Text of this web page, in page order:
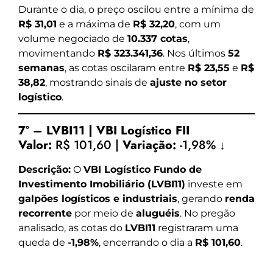
Durante o dia, o preço oscilou entre a mínima de
R$ 31,01 e a máxima de R$ 32,20, com um
volume negociado de 10.337 cotas,
movimentando R$ 323.341,36. Nos últimos 52
semanas, as cotas oscilaram entre R$ 23,55 e R$
38,82, mostrando sinais de ajuste no setor
logístico.
7º – LVBI11 | VBI Logístico FII
Valor: R$ 101,60 | Variação: -1,98% ↓
Descrição: O VBI Logístico Fundo de
Investimento Imobiliário (LVBI11) investe em
galpões logísticos e industriais, gerando renda
recorrente por meio de aluguéis. No pregão
analisado, as cotas do LVBI11 registraram uma
queda de -1,98%, encerrando o dia a R$ 101,60.